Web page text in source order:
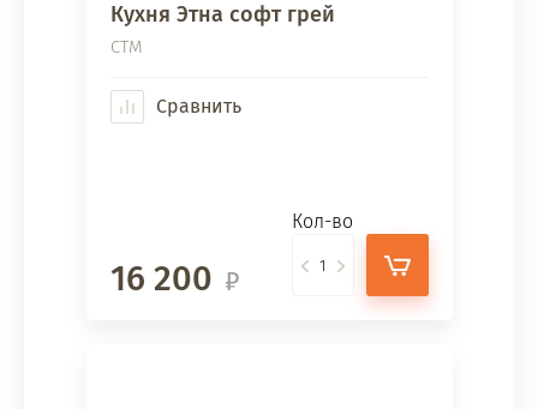
Кухня Этна софт грей
СТМ
Сравнить
16 200
Кол-во